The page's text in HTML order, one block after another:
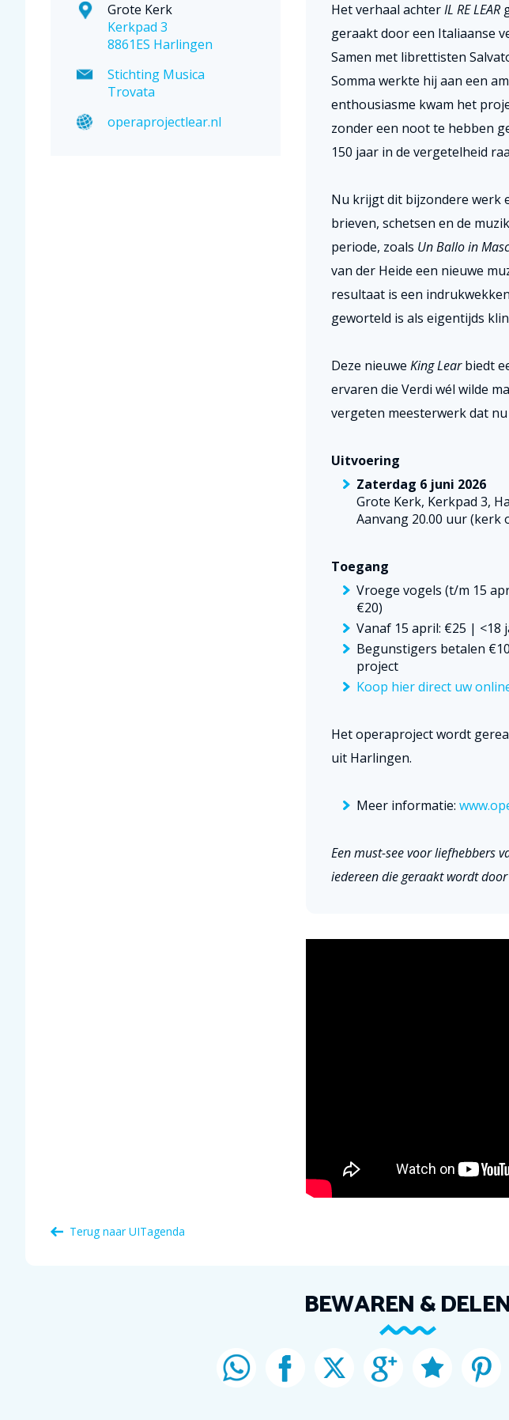
Grote Kerk
Kerkpad 3
8861ES Harlingen
Stichting Musica
Trovata
operaprojectlear.nl
Het verhaal achterIL RE LEAR
geraakt door een Italiaanse
Samen met librettisten
Somma werkte hij aan een
enthousiasme kwam het
zonder een noot te hebben
150 jaar in de vergetelheid
Nu krijgt dit bijzondere werk
brieven, schetsen en de
periode, zoals Un Ballo in
van der Heide een nieuwe
resultaat is een
geworteld is als eigentijds
Deze nieuwe King Learbiedt
ervaren die Verdi wél wilde
vergeten meesterwerk dat
Uitvoering
Zaterdag 6 juni 2026
Grote Kerk, Kerkpad 3,
Aanvang 20.00 uur (kerk
Toegang
Vroege vogels (t/m 15
€20)
Vanaf 15 april: €25 | <18
Begunstigers betalen
project
Koop hier direct uw
Het operaproject wordt
uit Harlingen.
Meer informatie:
Een must-see voor liefhebbers
iedereen die geraakt wordt
Terug naarUITagenda
BEWAREN &